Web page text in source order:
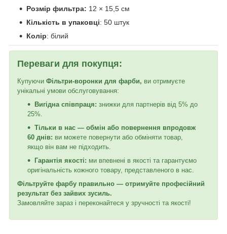
Розмір фильтра: 12 × 15,5 см
Кількість в упаковці: 50 штук
Колір: білий
Переваги для покупця:
Купуючи Фільтри-воронки для фарби, ви отримуєте
унікальні умови обслуговування:
Вигідна співпраця: знижки для партнерів від 5% до
25%.
Тільки в нас — обмін або повернення впродовж
60 днів: ви можете повернути або обміняти товар,
якщо він вам не підходить.
Гарантія якості: ми впевнені в якості та гарантуємо
оригінальність кожного товару, представленого в нас.
Фільтруйте фарбу правильно — отримуйте професійний
результат без зайвих зусиль.
Замовляйте зараз і переконайтеся у зручності та якості!